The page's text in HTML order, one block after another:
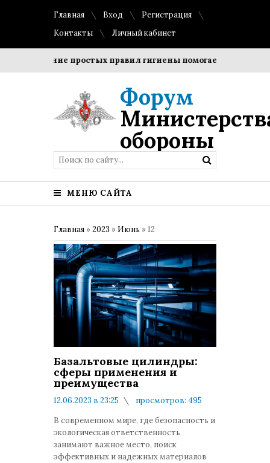
Главная Вход
Регистрация
Контакты
Личный кабинет
Соблюдение простых правил гигиены помогает сохранить
Форум
обороны
МЕНЮ САЙТА
Главная »2023 » Июнь »12
Базальтовые цилиндры:
сферы применения и
преимущества
12.06.2023 в 23:25
просмотров: 495
В современном мире, где безопасность и
экологическая ответственность
занимают важное место, поиск
эффективных и надежных материалов